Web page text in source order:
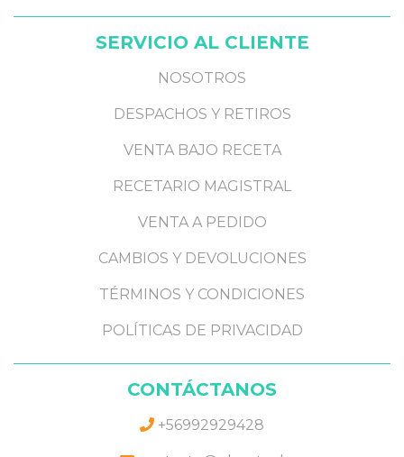
SERVICIO AL CLIENTE
NOSOTROS
DESPACHOS Y RETIROS
VENTA BAJO RECETA
RECETARIO MAGISTRAL
VENTA A PEDIDO
CAMBIOS Y DEVOLUCIONES
TÉRMINOS Y CONDICIONES
POLÍTICAS DE PRIVACIDAD
CONTÁCTANOS
+56992929428